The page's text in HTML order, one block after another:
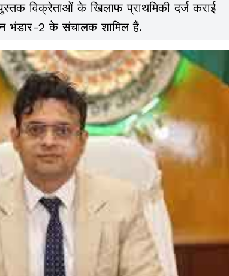
विक्रेताओं के खिलाफ प्राथमिकी दर्ज कराई
भंडार-2 के संचालक शामिल हैं.